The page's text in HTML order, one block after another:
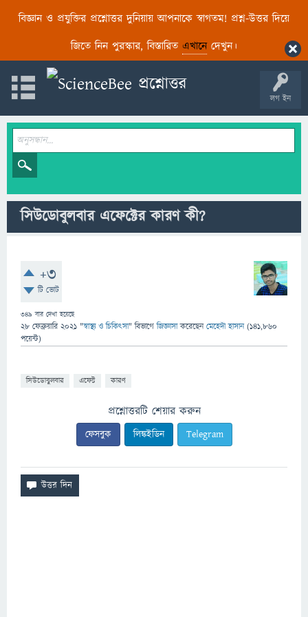
বিজ্ঞান ও প্রযুক্তির প্রশ্নোত্তর দুনিয়ায় আপনাকে স্বাগতম! প্রশ্ন-উত্তর দিয়ে
জিতে নিন পুরস্কার, বিস্তারিত এখানেদেখুন।
লগ ইন
সিউডোবুলবার এফেক্টের কারণ কী?
+3
টি ভোট
349 বার দেখা হয়েছে
28 ফেব্রুয়ারি 2021 "স্বাস্থ্য ও চিকিৎসা" বিভাগে জিজ্ঞাসাকরেছেনমেহেদী হাসান (141,860
পয়েন্ট)
সিউডোবুলবার এফেক্ট কারণ
প্রশ্নোত্তরটি শেয়ার করুন
ফেসবুক লিঙ্কইডিন Telegram